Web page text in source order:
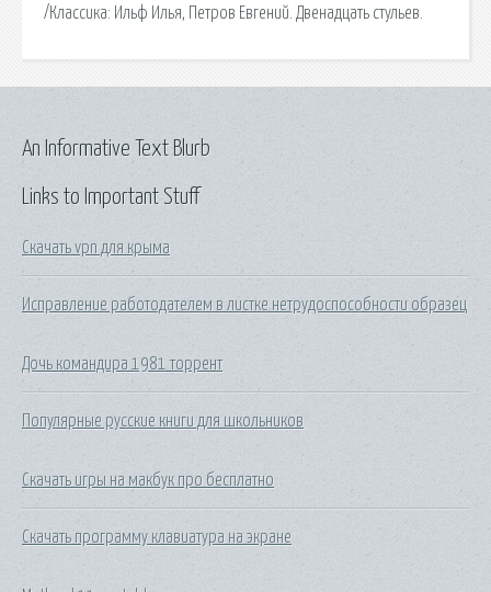
/Классика: Ильф Илья, Петров Евгений. Двенадцать стульев.
Links to Important Stuff
Скачать vpn для крыма
Исправление работодателем в листке нетрудоспособности образец
Дочь командира 1981 торрент
Популярные русские книги для школьников
Скачать игры на макбук про бесплатно
Скачать программу клавиатура на экране
An Informative Text Blurb